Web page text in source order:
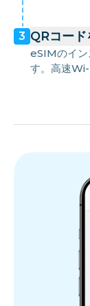
3 QRコー
eSIMのイン
す。高速Wi-